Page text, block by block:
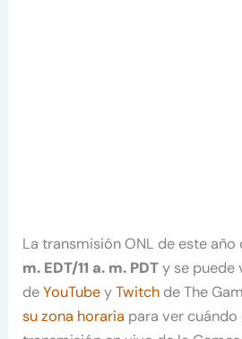
La transmisión ONL de este año
m. EDT/11 a. m. PDTy se puede
deYouTubeyTwitch de The
su zona horaria para ver cuándo